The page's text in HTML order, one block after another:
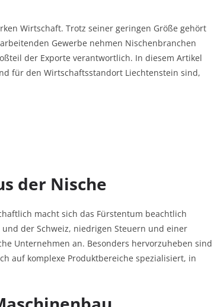
Wirtschaft. Trotz seiner geringen Größe gehört
Gewerbe nehmen Nischenbranchen
der Exporte verantwortlich. In diesem Artikel
für den Wirtschaftsstandort Liechtenstein sind,
der Nische
macht sich das Fürstentum beachtlich
der Schweiz, niedrigen Steuern und einer
Unternehmen an. Besonders hervorzuheben sind
auf komplexe Produktbereiche spezialisiert, in